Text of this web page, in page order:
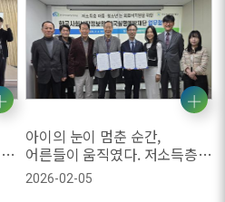
아이의 눈이 멈춘 순간,
어른들이 움직였다. 저소득층
아동·청소년 눈 의료비 지원
협력
2026-02-05